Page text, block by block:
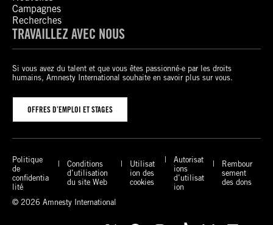
Campagnes
Recherches
TRAVAILLEZ AVEC NOUS
Si vous avez du talent et que vous êtes passionné-e par les droits
humains, Amnesty International souhaite en savoir plus sur vous.
OFFRES D’EMPLOI ET STAGES
Politique
de
confidentia
lité
Conditions
d’utilisation
du site Web
Utilisat
ion des
cookies
Autorisat
ions
d’utilisat
ion
Rembour
sement
des dons
© 2026 Amnesty International